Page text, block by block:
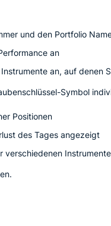
und den Portfolio
an
an, auf denen
Symbol
Positionen
des Tages angezeigt
verschiedenen